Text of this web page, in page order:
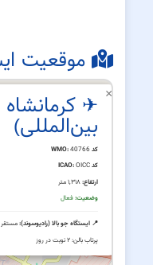
موقعیت
✈ کرمانشاه
بین‌المللی)
کد WMO: 40766
کد ICAO:OICC
ارتفاع:
وضعیت:فعال
📍 ایستگاه جو بالا (رادیوسوند):
پرتاب بالن: ۲ نوبت در روز
×